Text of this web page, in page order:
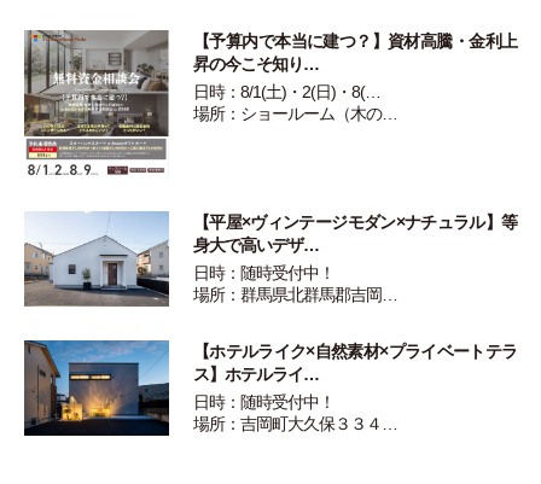
【予算内で本当に建つ？】資材高騰・金利上
昇の今こそ知り…
日時：8/1(土)・2(日)・8(…
場所：ショールーム（木の…
【平屋×ヴィンテージモダン×ナチュラル】等
身大で高いデザ…
日時：随時受付中！
場所：群馬県北群馬郡吉岡…
【ホテルライク×自然素材×プライベートテラ
ス】ホテルライ…
日時：随時受付中！
場所：吉岡町大久保３３４…